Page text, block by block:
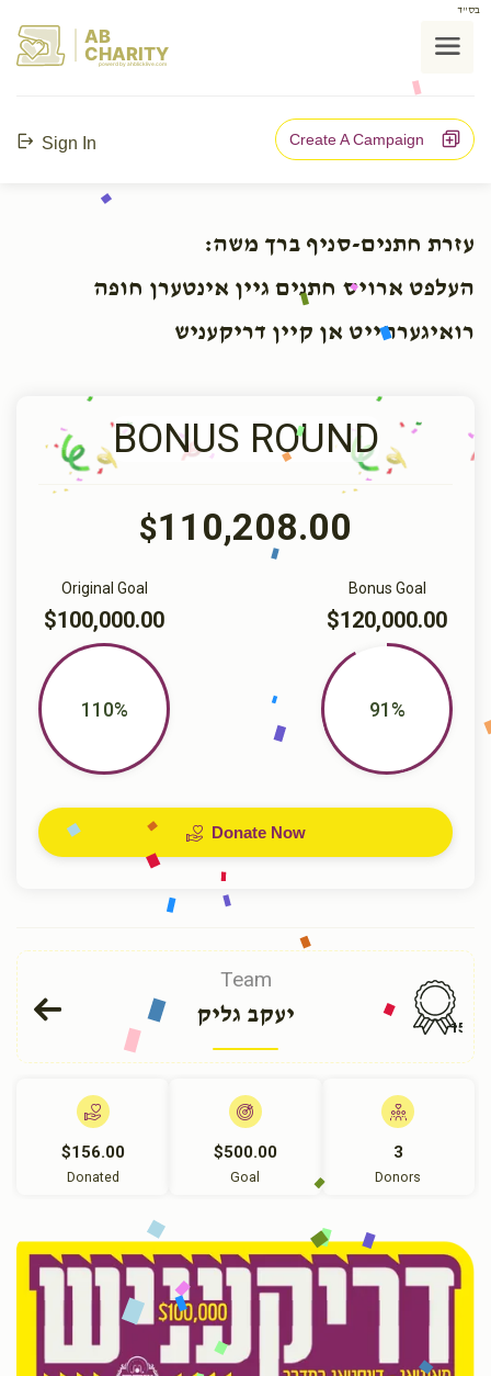
בס"ד
AB
CHARITY
powerd by ahblicklive.com
Sign In Create A Campaign
עזרת חתנים-סניף ברך משה:
העלפט ארויס חתנים גיין אינטערן חופה
רואיגערהייט אן קיין דריקעניש
BONUS ROUND
$110,208.00
Bonus Goal
$120,000.00
91%
Original Goal
$100,000.00
110%
Donate Now
Team
יעקב גליק 150
$156.00
Donated
$500.00
Goal
3
Donors